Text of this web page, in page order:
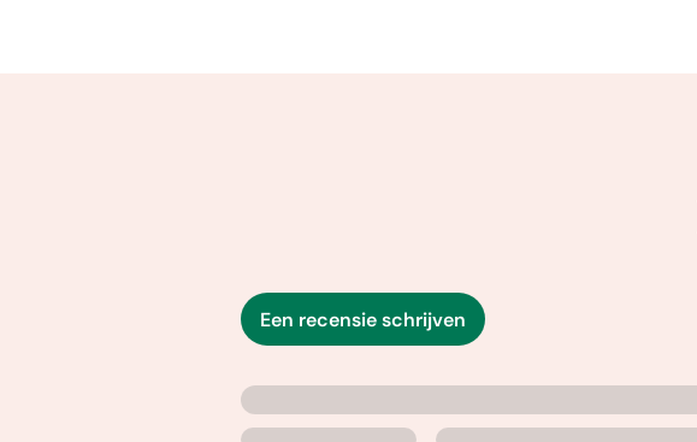
Een recensie schrijven